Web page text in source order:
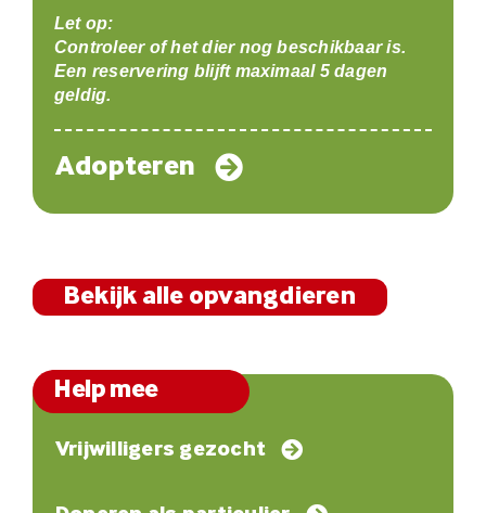
Let op:
Controleer of het dier nog beschikbaar is.
Een reservering blijft maximaal 5 dagen
geldig.
Adopteren
Bekijk alle opvangdieren
Help mee
Vrijwilligers gezocht